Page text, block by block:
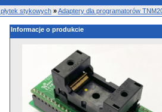
stykowych »Adaptery dla programatorów
Informacje o produkcie